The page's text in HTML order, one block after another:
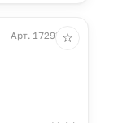
Арт. 17293.10
☆